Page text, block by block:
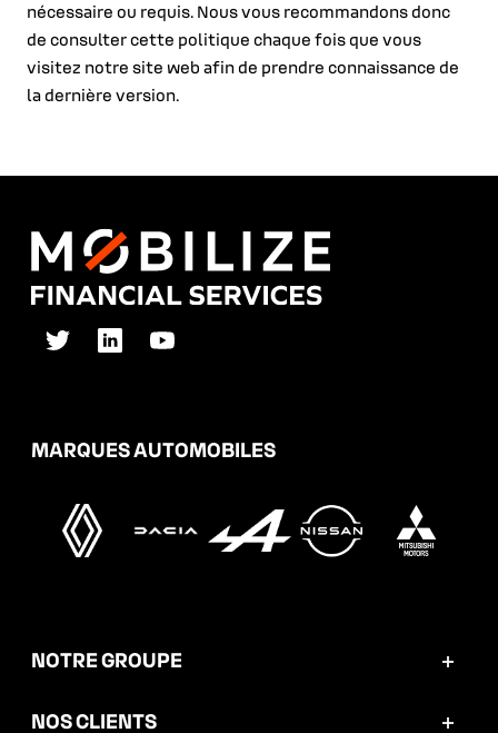
nécessaire ou requis. Nous vous recommandons donc
de consulter cette politique chaque fois que vous
visitez notre site web afin de prendre connaissance de
la dernière version.
MARQUES AUTOMOBILES
NOTRE GROUPE
Mobilize Financial Services en bref
NOS CLIENTS